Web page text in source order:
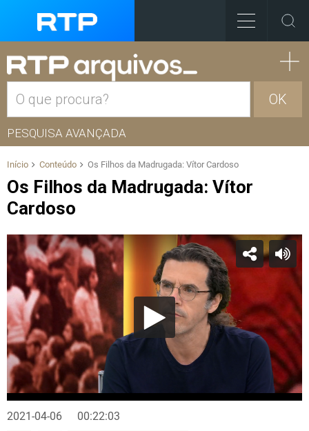
OK
PESQUISA AVANÇADA
Início Conteúdo Os Filhos da Madrugada: Vítor Cardoso
Os Filhos da Madrugada: Vítor
Cardoso
2021-04-06 00:22:03